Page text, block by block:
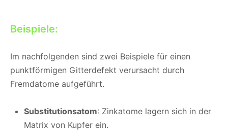
Beispiele:
Im nachfolgenden sind zwei Beispiele für einen
punktförmigen Gitterdefekt verursacht durch
Fremdatome aufgeführt.
Substitutionsatom: Zinkatome lagern sich in der
Matrix von Kupfer ein.